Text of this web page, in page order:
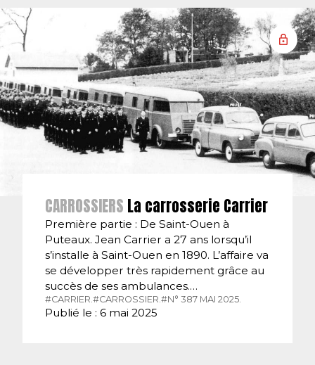
CARROSSIERS La carrosserie Carrier
Première partie : De Saint-Ouen à
Puteaux. Jean Carrier a 27 ans lorsqu’il
s’installe à Saint-Ouen en 1890. L’affaire va
se développer très rapidement grâce au
succès de ses ambulances.…
#CARRIER.#CARROSSIER.#N° 387 MAI 2025.
Publié le : 6 mai 2025